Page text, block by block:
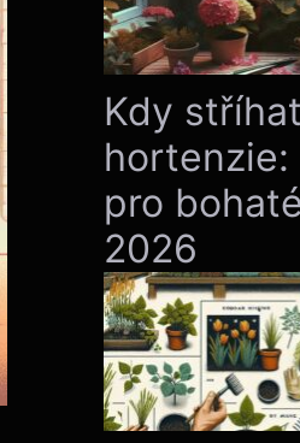
Kdy stříhat
hortenzie:
pro
2026